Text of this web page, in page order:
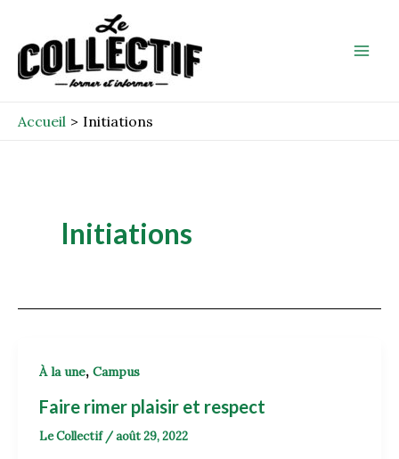
contenu
Accueil Initiations
Initiations
À la une, Campus
Faire rimer plaisir et respect
Le Collectif /août 29, 2022